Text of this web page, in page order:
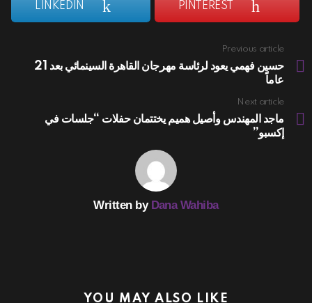
PINTEREST
LINKEDIN
more
Previous article
حسين فهمي يعود لرئاسة مهرجان القاهرة السينمائي بعد 21
عاماً
Next article
ماجد المهندس وأصيل هميم يختتمان حفلات “جلسات في
إكسبو”
Written by Dana Wahiba
YOU MAY ALSO LIKE